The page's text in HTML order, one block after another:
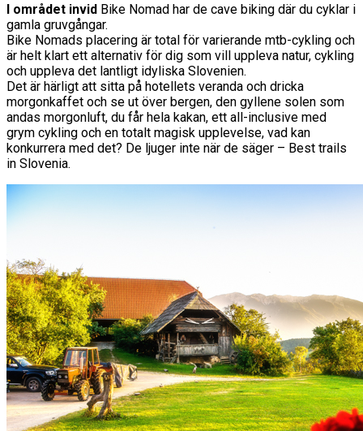
I området invid Bike Nomad har de cave biking där du cyklar i
gamla gruvgångar.
Bike Nomads placering är total för varierande mtb-cykling och
är helt klart ett alternativ för dig som vill uppleva natur, cykling
och uppleva det lantligt idyliska Slovenien.
Det är härligt att sitta på hotellets veranda och dricka
morgonkaffet och se ut över bergen, den gyllene solen som
andas morgonluft, du får hela kakan, ett all-inclusive med
grym cykling och en totalt magisk upplevelse, vad kan
konkurrera med det? De ljuger inte när de säger – Best trails
in Slovenia.